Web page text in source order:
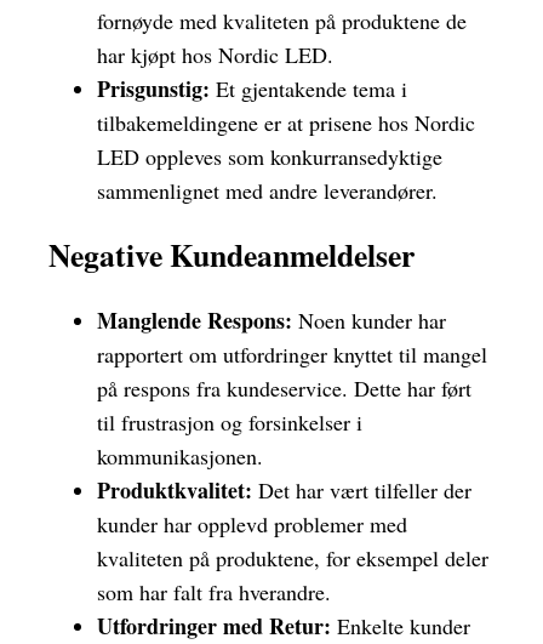
fornøyde med kvaliteten på produktene de
har kjøpt hos Nordic LED.
Prisgunstig: Et gjentakende tema i
tilbakemeldingene er at prisene hos Nordic
LED oppleves som konkurransedyktige
sammenlignet med andre leverandører.
Negative Kundeanmeldelser
Manglende Respons: Noen kunder har
rapportert om utfordringer knyttet til mangel
på respons fra kundeservice. Dette har ført
til frustrasjon og forsinkelser i
kommunikasjonen.
Produktkvalitet: Det har vært tilfeller der
kunder har opplevd problemer med
kvaliteten på produktene, for eksempel deler
som har falt fra hverandre.
Utfordringer med Retur: Enkelte kunder